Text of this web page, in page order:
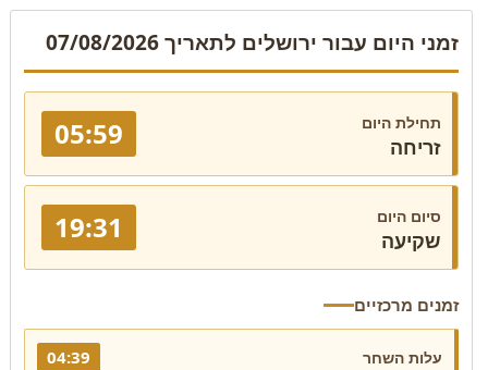
זמני היום עבור ירושלים לתאריך 07/08/2026
תחילת היום
זריחה 05:59
סיום היום
שקיעה 19:31
זמנים מרכזיים
עלות השחר 04:39